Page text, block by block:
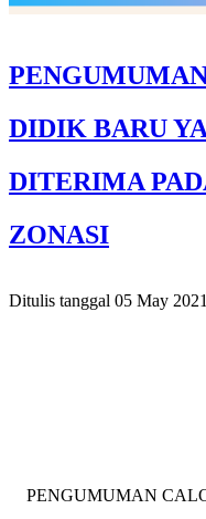
DIDIK BARU
DITERIMA
ZONASI
Ditulis tanggal 05 May
PENGUMUMAN